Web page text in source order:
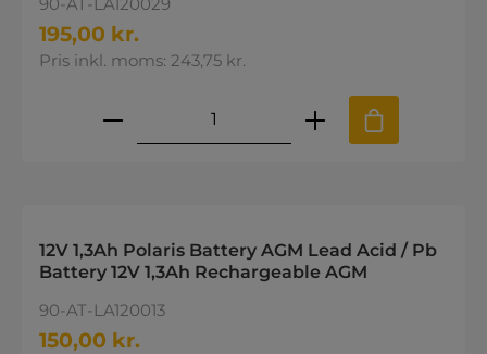
195,00 kr.
Pris inkl. moms: 243,75 kr.
Produktmængde: Indtast den
12V 1,3Ah Polaris Battery AGM Lead Acid / Pb
Battery 12V 1,3Ah Rechargeable AGM
90-AT-LA120013
150,00 kr.